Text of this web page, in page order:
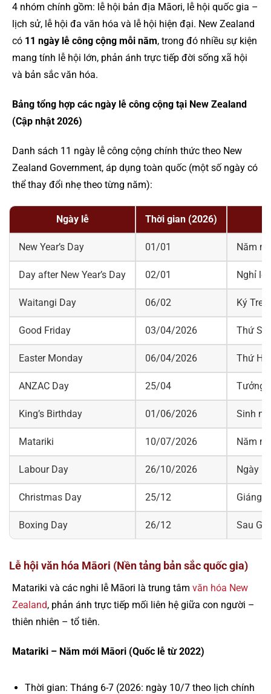
4 nhóm chính gồm: lễ hội bản địa Māori, lễ hội quốc gia –
lịch sử, lễ hội đa văn hóa và lễ hội hiện đại. New Zealand
có 11 ngày lễ công cộng mỗi năm, trong đó nhiều sự kiện
mang tính lễ hội lớn, phản ánh trực tiếp đời sống xã hội
và bản sắc văn hóa.
Bảng tổng hợp các ngày lễ công cộng tại New Zealand
(Cập nhật 2026)
Danh sách 11 ngày lễ công cộng chính thức theo New
Zealand Government, áp dụng toàn quốc (một số ngày có
thể thay đổi nhẹ theo từng năm):
Ngày lễ Thời gian (2026)
New Year’s Day 01/01 Năm
Day after New Year’s Day 02/01 Nghỉ lễ
Waitangi Day 06/02 Ký
Good Friday 03/04/2026 Thứ
Easter Monday 06/04/2026 Thứ
ANZAC Day 25/04 Tưởng
King’s Birthday 01/06/2026 Sinh
Matariki 10/07/2026 Năm
Labour Day 26/10/2026 Ngày
Christmas Day 25/12 Giáng
Boxing Day 26/12 Sau
Lễ hội văn hóa Māori (Nền tảng bản sắc quốc gia)
Matariki và các nghi lễ Māori là trung tâm văn hóa New
Zealand, phản ánh trực tiếp mối liên hệ giữa con người –
thiên nhiên – tổ tiên.
Matariki – Năm mới Māori (Quốc lễ từ 2022)
Thời gian: Tháng 6-7 (2026: ngày 10/7 theo lịch chính